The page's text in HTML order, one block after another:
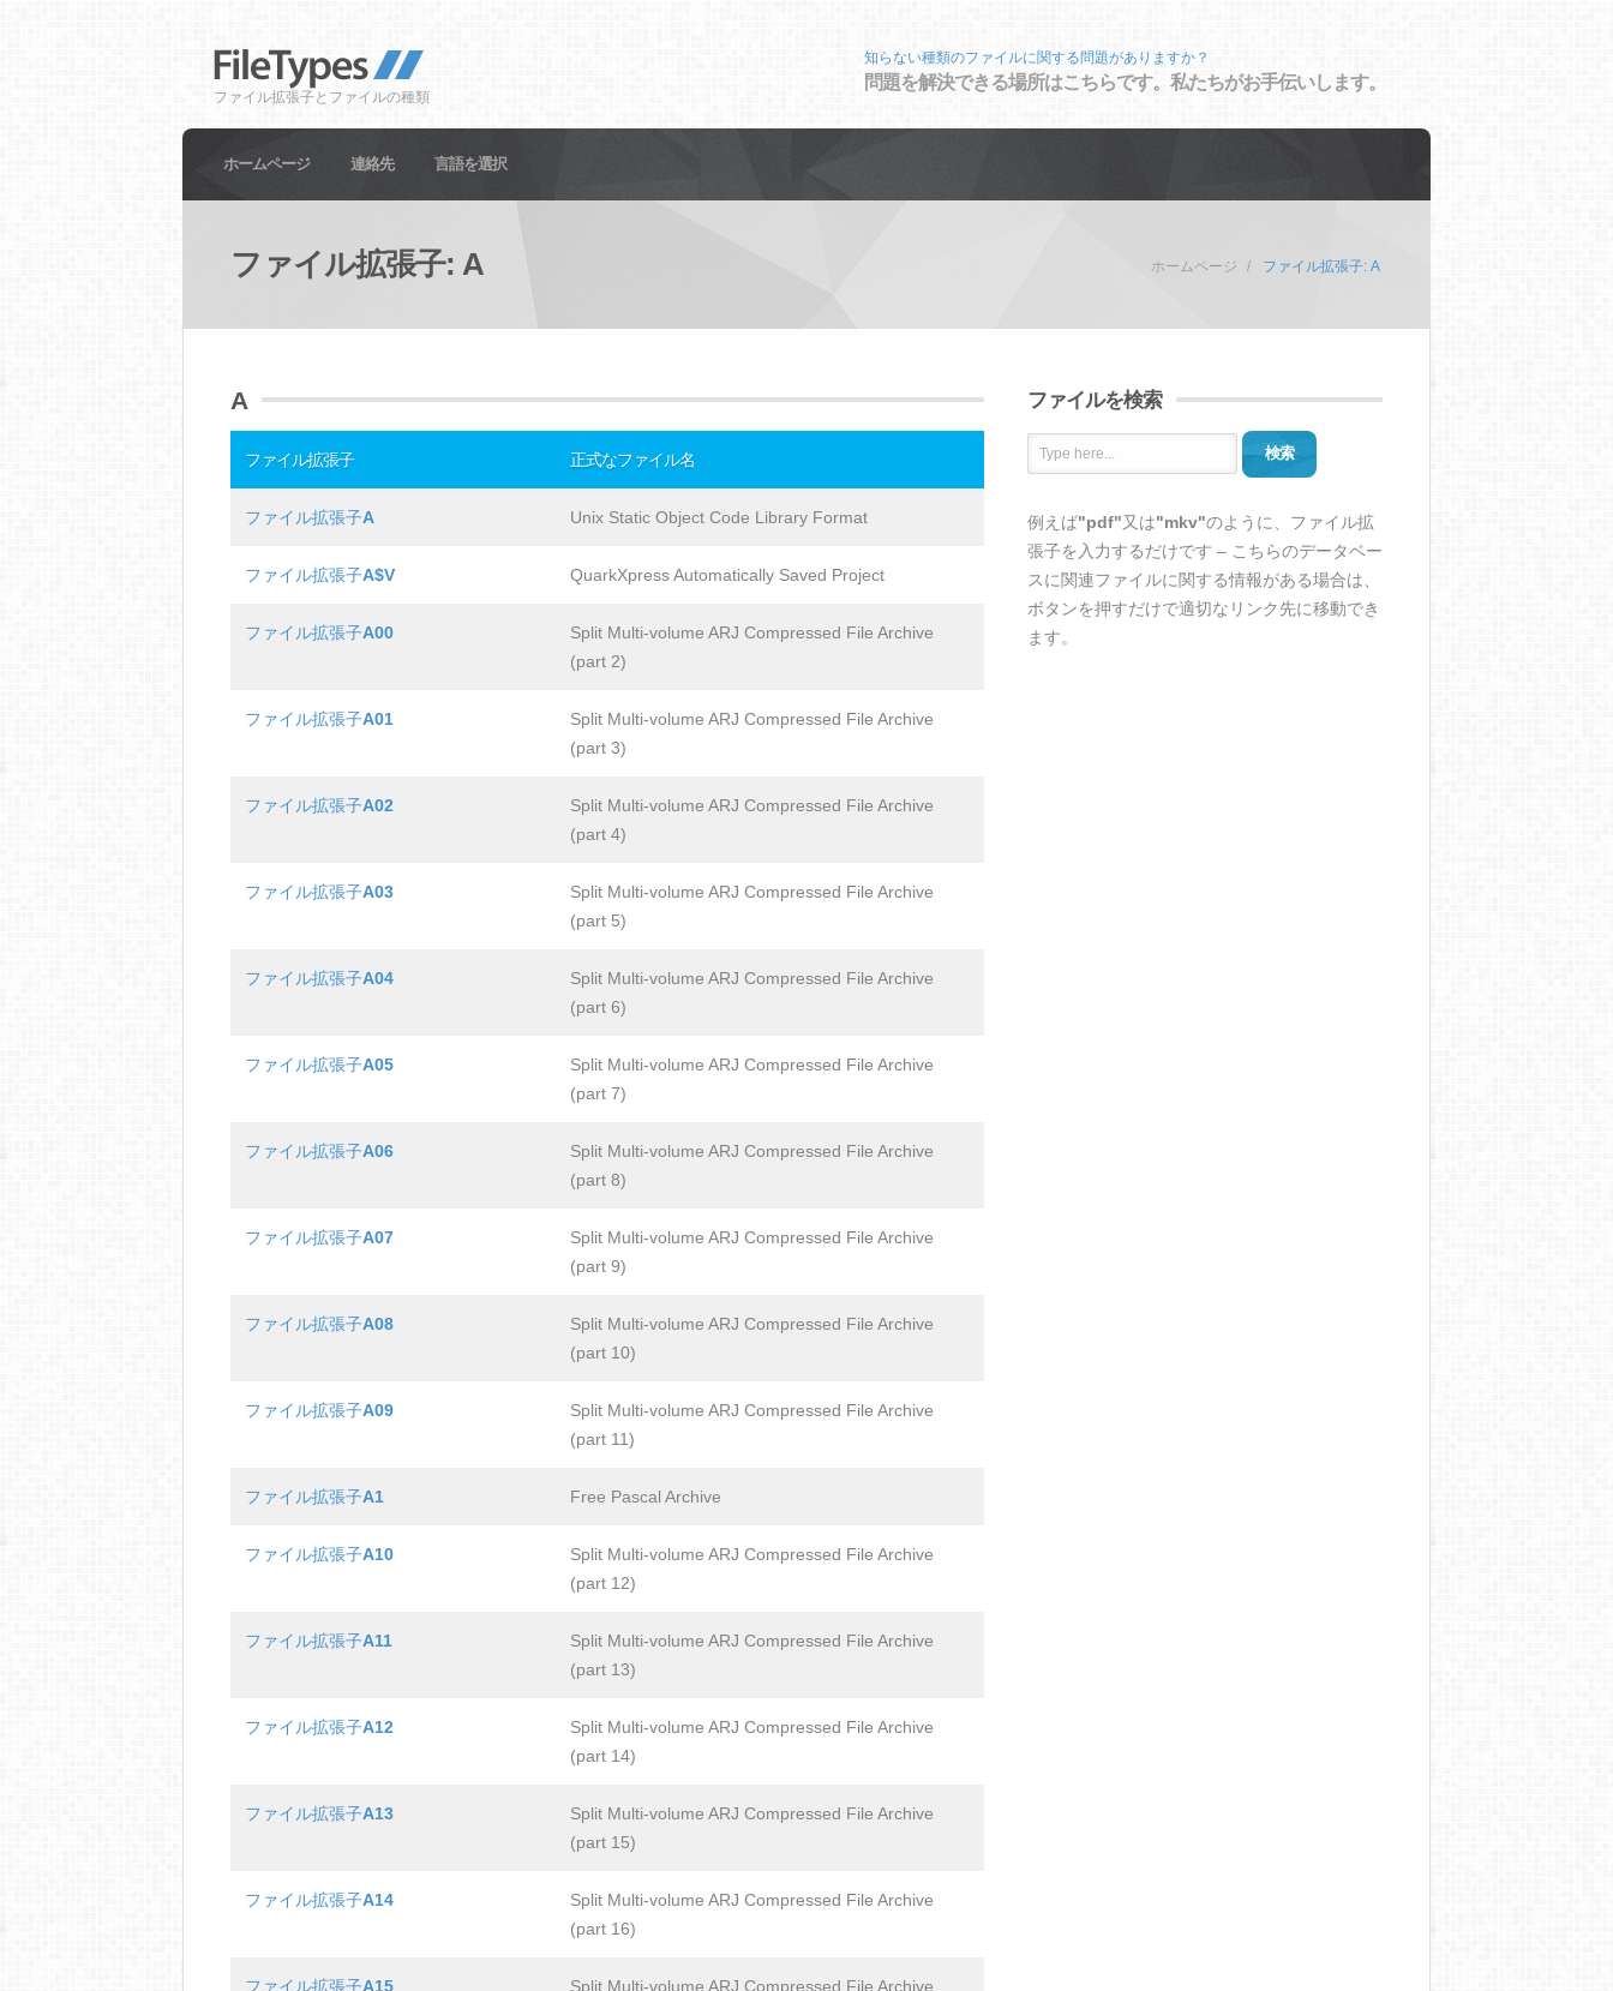
ファイル拡張子とファイルの種類
知らない種類のファイルに関する問題がありますか？
問題を解決できる場所はこちらです。私たちがお手伝いします。
ホームページ 連絡先 言語を選択
ファイル拡張子: A ホームページ ファイル拡張子: A
A
ファイル拡張子 正式なファイル名
ファイル拡張子A Unix Static Object Code Library Format
ファイル拡張子A$V QuarkXpress Automatically Saved Project
ファイル拡張子A00
Split Multi-volume ARJ Compressed File Archive
(part 2)
ファイル拡張子A01
Split Multi-volume ARJ Compressed File Archive
(part 3)
ファイル拡張子A02
Split Multi-volume ARJ Compressed File Archive
(part 4)
ファイル拡張子A03
Split Multi-volume ARJ Compressed File Archive
(part 5)
ファイル拡張子A04
Split Multi-volume ARJ Compressed File Archive
(part 6)
ファイル拡張子A05
Split Multi-volume ARJ Compressed File Archive
(part 7)
ファイル拡張子A06
Split Multi-volume ARJ Compressed File Archive
(part 8)
ファイル拡張子A07
Split Multi-volume ARJ Compressed File Archive
(part 9)
ファイル拡張子A08
Split Multi-volume ARJ Compressed File Archive
(part 10)
ファイル拡張子A09
Split Multi-volume ARJ Compressed File Archive
(part 11)
ファイル拡張子A1 Free Pascal Archive
ファイル拡張子A10
Split Multi-volume ARJ Compressed File Archive
(part 12)
ファイル拡張子A11
Split Multi-volume ARJ Compressed File Archive
(part 13)
ファイル拡張子A12
Split Multi-volume ARJ Compressed File Archive
(part 14)
ファイル拡張子A13
Split Multi-volume ARJ Compressed File Archive
(part 15)
ファイル拡張子A14
Split Multi-volume ARJ Compressed File Archive
(part 16)
ファイル拡張子A15
Split Multi-volume ARJ Compressed File Archive
ファイルを検索
検索
例えば"pdf"又は"mkv"のように、ファイル拡
張子を入力するだけです – こちらのデータベー
スに関連ファイルに関する情報がある場合は、
ボタンを押すだけで適切なリンク先に移動でき
ます。